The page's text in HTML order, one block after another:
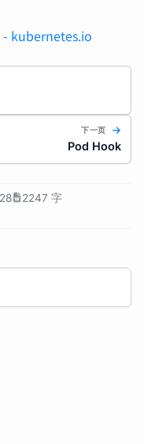
- kubernetes.io
下一页
Pod Hook
2247 字